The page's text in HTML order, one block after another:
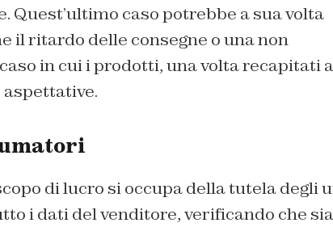
Quest’ultimo caso potrebbe a sua volta
il ritardo delle consegne o una non
in cui i prodotti, una volta recapitati
di lucro si occupa della tutela degli
i dati del venditore, verificando che